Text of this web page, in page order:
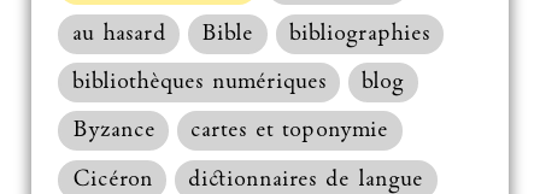
au hasard
Bible
bibliographies
bibliothèques numériques
blog
Byzance
cartes et toponymie
Cicéron
dictionnaires de langue